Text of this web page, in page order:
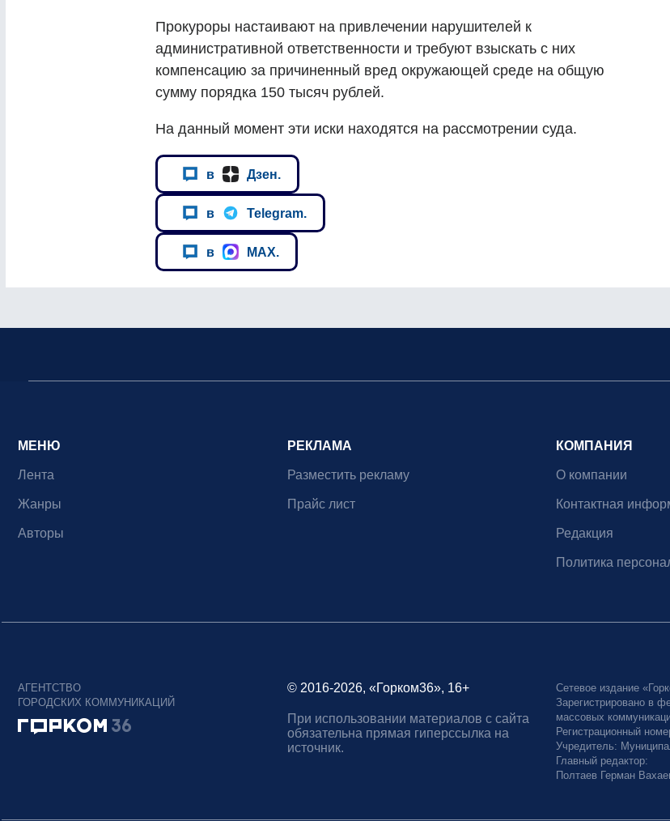
Прокуроры настаивают на привлечении нарушителей к
административной ответственности и требуют взыскать с них
компенсацию за причиненный вред окружающей среде на общую
сумму порядка 150 тысяч рублей.
На данный момент эти иски находятся на рассмотрении суда.
в Дзен.
в Telegram.
в MAX.
МЕНЮ
Лента
Жанры
Авторы
РЕКЛАМА
Разместить рекламу
Прайс лист
КОМПАНИЯ
О компании
Контактная
Редакция
Политика
АГЕНТСТВО
ГОРОДСКИХ КОММУНИКАЦИЙ
© 2016-2026, «Горком36», 16+
При использовании материалов с сайта
обязательна прямая гиперссылка на
источник.
Сетевое издание
Зарегистрировано в
массовых
Регистрационный
Учредитель:
Главный редактор:
Полтаев Герман